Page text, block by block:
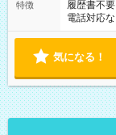
特徴 履歴書不要
電話対応な
気になる！